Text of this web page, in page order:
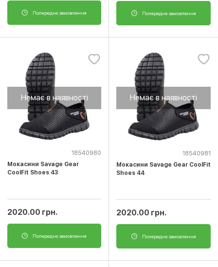
Попереднє замовлення Попереднє замовлення
Немає в наявності
18540980
Мокасини Savage Gear
CoolFit Shoes 43
2020.00 грн.
Попереднє замовлення
Немає в наявності
18540981
Мокасини Savage Gear CoolFit
Shoes 44
2020.00 грн.
Попереднє замовлення